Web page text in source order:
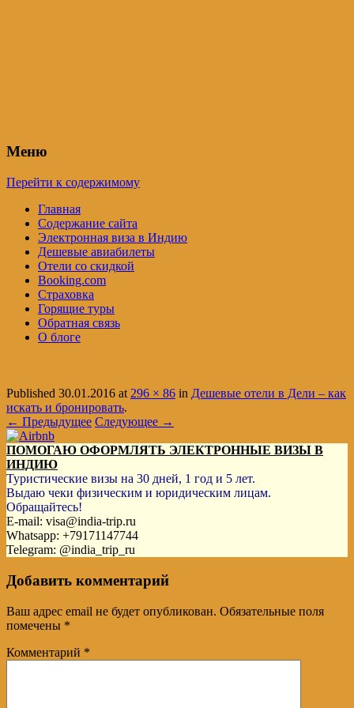
Меню
Перейти к содержимому
Главная
Содержание сайта
Электронная виза в Индию
Дешевые авиабилеты
Отели со скидкой
Booking.com
Страховка
Горящие туры
Обратная связь
О блоге
Published 30.01.2016 at296 × 86 in Дешевые отели в Дели – как
искать и бронировать.
← Предыдущее Следующее →
ПОМОГАЮ ОФОРМЛЯТЬ ЭЛЕКТРОННЫЕ ВИЗЫ В
ИНДИЮ
Туристические визы на 30 дней, 1 год и 5 лет.
Выдаю чеки физическим и юридическим лицам.
Обращайтесь!
E-mail: visa@india-trip.ru
Whatsapp: +79171147744
Telegram: @india_trip_ru
Добавить комментарий
Ваш адрес email не будет опубликован. Обязательные поля
помечены *
Комментарий *